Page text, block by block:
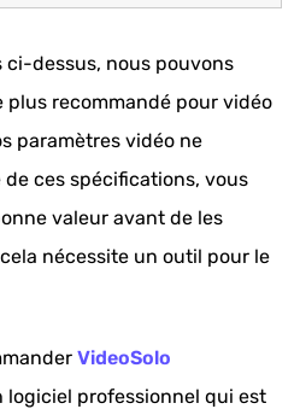
dessus, nous pouvons
recommandé pour vidéo
paramètres vidéo ne
ces spécifications, vous
valeur avant de les
nécessite un outil pour le
VideoSolo
logiciel professionnel qui est